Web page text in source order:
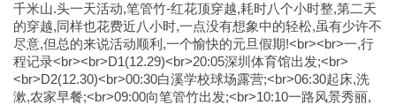
千米山.头一天活动,笔管竹-红花顶穿越,耗时八个小时整,第二天
的穿越,同样也花费近八小时,一点没有想象中的轻松,虽有少许不
尽意,但总的来说活动顺利,一个愉快的元旦假期!<br><br>一,行
程记录<br><br>D1(12.29)<br>20:05深圳体育馆出发;<br>
<br>D2(12.30)<br>00:30白溪学校球场露营;<br>06:30起床,洗
漱,农家早餐;<br>09:00向笔管竹出发;<br>10:10一路风景秀丽,